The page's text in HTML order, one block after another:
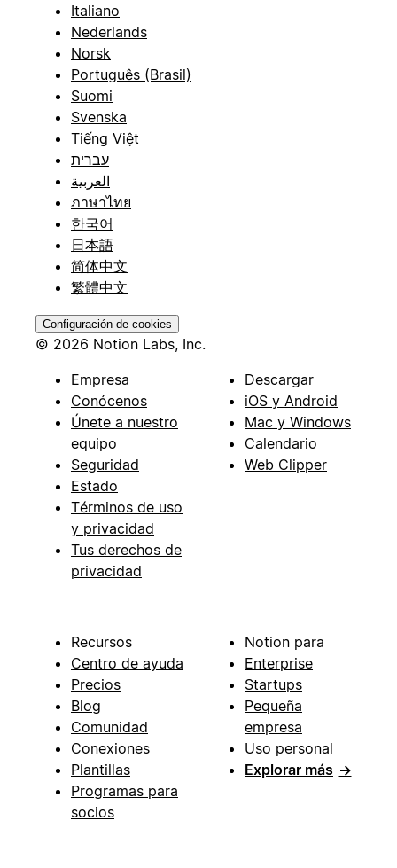
Italiano
Nederlands
Norsk
Português (Brasil)
Suomi
Svenska
Tiếng Việt
עברית
العربية
ภาษาไทย
한국어
日本語
简体中文
繁體中文
Configuración de cookies
© 2026 Notion Labs, Inc.
Empresa
Conócenos
Únete a nuestro
equipo
Seguridad
Estado
Términos de uso
y privacidad
Tus derechos de
privacidad
Descargar
iOS y Android
Mac y Windows
Calendario
Web Clipper
Recursos
Centro de ayuda
Precios
Blog
Comunidad
Conexiones
Plantillas
Programas para
socios
Notion para
Enterprise
Startups
Pequeña
empresa
Uso personal
Explorar más →